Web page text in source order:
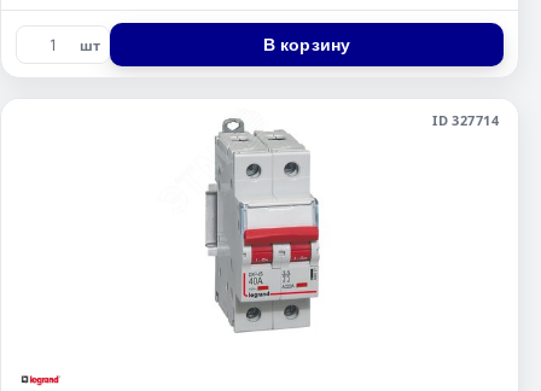
шт В корзину
ID 327714